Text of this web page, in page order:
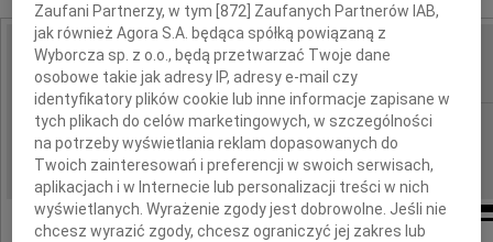
IMIĘ I NAZWISKO: Marianna Radek
REGION: Kielce
DATA EMISJI: 02.10.2020
Zaufani Partnerzy, w tym [872 ] Zaufanych Partnerów IAB,
jak również Agora S.A. będąca spółką powiązaną z
Wyborcza sp. z o.o., będą przetwarzać Twoje dane
osobowe takie jak adresy IP, adresy e-mail czy
identyfikatory plików cookie lub inne informacje zapisane w
tych plikach do celów marketingowych, w szczególności
na potrzeby wyświetlania reklam dopasowanych do
Twoich zainteresowań i preferencji w swoich serwisach,
aplikacjach i w Internecie lub personalizacji treści w nich
wyświetlanych. Wyrażenie zgody jest dobrowolne. Jeśli nie
chcesz wyrazić zgody, chcesz ograniczyć jej zakres lub